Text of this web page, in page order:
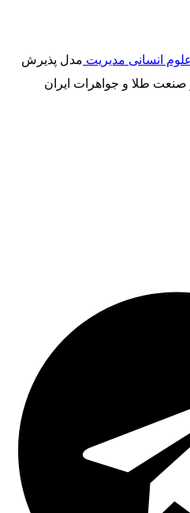
علوم انسانی مدیریت مدل پذیرش
طلا و جواهرات ایران